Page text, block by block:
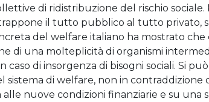
di ridistribuzione del rischio sociale.
il tutto pubblico al tutto privato,
del welfare italiano ha mostrato
di una molteplicità di organismi
caso di insorgenza di bisogni sociali. Si
di welfare, non in contraddizione
nuove condizioni finanziarie e su una